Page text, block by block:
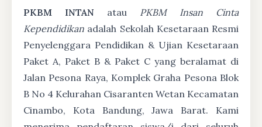
PKBM INTAN atau PKBM Insan Cinta
Kependidikan adalah Sekolah Kesetaraan Resmi
Penyelenggara Pendidikan & Ujian Kesetaraan
Paket A, Paket B & Paket C yang beralamat di
Jalan Pesona Raya, Komplek Graha Pesona Blok
B No 4 Kelurahan Cisaranten Wetan Kecamatan
Cinambo, Kota Bandung, Jawa Barat. Kami